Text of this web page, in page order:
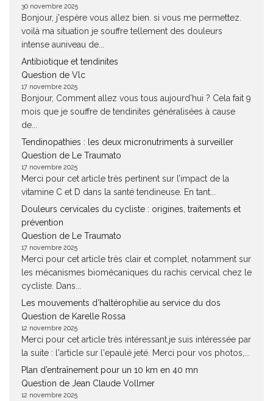
30 novembre 2025
Bonjour, j'espère vous allez bien. si vous me permettez.
voilà ma situation je souffre tellement des douleurs
intense auniveau de...
Antibiotique et tendinites
Question de Vlc
17 novembre 2025
Bonjour, Comment allez vous tous aujourd'hui ? Cela fait 9
mois que je souffre de tendinites généralisées à cause
de...
Tendinopathies : les deux micronutriments à surveiller
Question de Le Traumato
17 novembre 2025
Merci pour cet article très pertinent sur l’impact de la
vitamine C et D dans la santé tendineuse. En tant...
Douleurs cervicales du cycliste : origines, traitements et
prévention
Question de Le Traumato
17 novembre 2025
Merci pour cet article très clair et complet, notamment sur
les mécanismes biomécaniques du rachis cervical chez le
cycliste. Dans...
Les mouvements d’haltérophilie au service du dos
Question de Karelle Rossa
12 novembre 2025
Merci pour cet article très intéressant.je suis intéressée par
la suite : l'article sur l'epaulé jeté. Merci pour vos photos,...
Plan d’entraînement pour un 10 km en 40 mn
Question de Jean Claude Vollmer
12 novembre 2025